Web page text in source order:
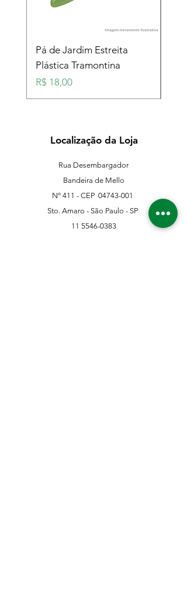
Pá de Jardim Estreita
Plástica Tramontina
Preço
R$ 18,00
Localização da Loja
Rua Desembargador
Bandeira de Mello
Nº 411 - CEP 04743-001
Sto. Amaro - São Paulo - SP
11 5546-0383